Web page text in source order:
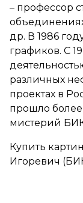
– профессор
др. В 1986
графиков. С
различных
проектах в
прошло более
мистерий
Купить
Игоревич